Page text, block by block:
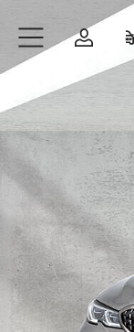
Zum Hauptinhalt